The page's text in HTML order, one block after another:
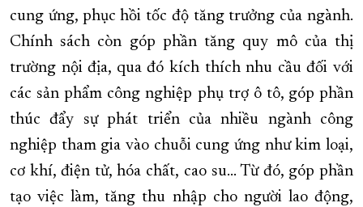
cung ứng, phục hồi tốc độ tăng trưởng của ngành.
Chính sách còn góp phần tăng quy mô của thị
trường nội địa, qua đó kích thích nhu cầu đối với
các sản phẩm công nghiệp phụ trợ ô tô, góp phần
thúc đẩy sự phát triển của nhiều ngành công
nghiệp tham gia vào chuỗi cung ứng như kim loại,
cơ khí, điện tử, hóa chất, cao su... Từ đó, góp phần
tạo việc làm, tăng thu nhập cho người lao động,